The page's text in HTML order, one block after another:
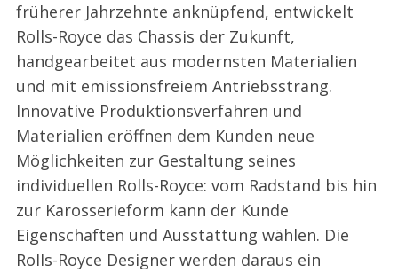
früherer Jahrzehnte anknüpfend, entwickelt
Rolls-Royce das Chassis der Zukunft,
handgearbeitet aus modernsten Materialien
und mit emissionsfreiem Antriebsstrang.
Innovative Produktionsverfahren und
Materialien eröffnen dem Kunden neue
Möglichkeiten zur Gestaltung seines
individuellen Rolls-Royce: vom Radstand bis hin
zur Karosserieform kann der Kunde
Eigenschaften und Ausstattung wählen. Die
Rolls-Royce Designer werden daraus ein